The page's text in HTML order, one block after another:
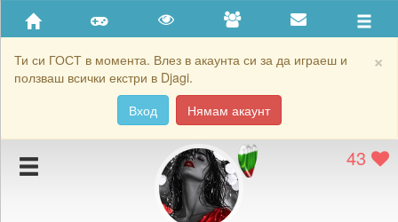
×
Ти си ГОСТ в момента. Влез в акаунта си за да играеш и
ползваш всички екстри в Djagi.
Вход
Нямам акаунт
Приятели
Хронология на игри
Подаръците на Madjic
Картичките на Madjic
43